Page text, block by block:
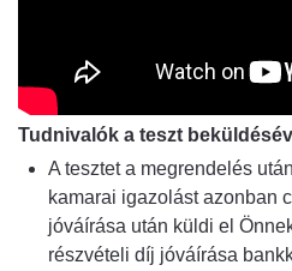
Tudnivalók a teszt
A tesztet a megrendelés
kamarai igazolást azonban
jóváírása után küldi el
részvételi díj jóváírása